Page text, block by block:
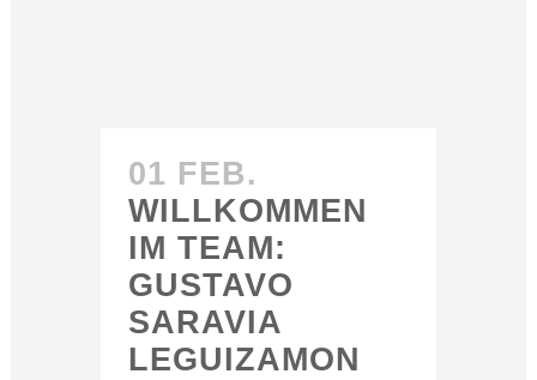
01 FEB.
WILLKOMMEN
IM TEAM:
GUSTAVO
SARAVIA
LEGUIZAMON